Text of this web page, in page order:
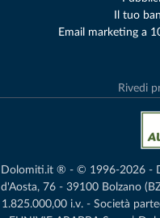
Il tuo
Email marketing a
Rivedi
Dolomiti.it ® - © 1996-2026 -
d'Aosta, 76 - 39100 Bolzano
1.825.000,00 i.v. - Società